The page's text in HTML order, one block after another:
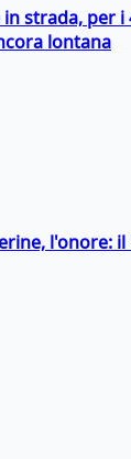
strada, per i
lontana
l'onore: